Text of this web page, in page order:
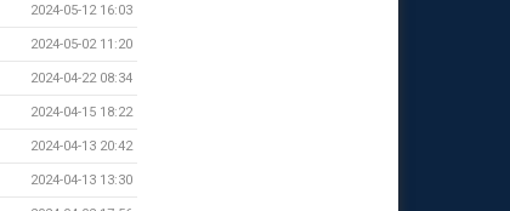
2024-05-12 16:03
2024-05-02 11:20
2024-04-22 08:34
2024-04-15 18:22
2024-04-13 20:42
2024-04-13 13:30